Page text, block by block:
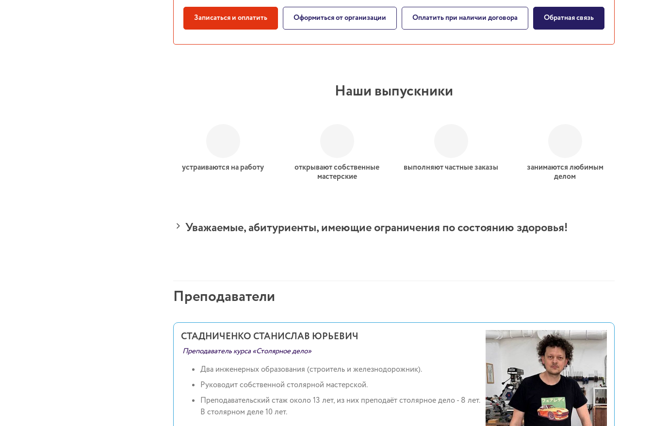
Записаться и оплатить Оформиться от организации Оплатить при наличии договора Обратная связь
Наши выпускники
устраиваются на работу
открывают собственные
мастерские
выполняют частные заказы
занимаются любимым
делом
Уважаемые, абитуриенты, имеющие ограничения по состоянию здоровья!
Преподаватели
СТАДНИЧЕНКО СТАНИСЛАВ ЮРЬЕВИЧ
Преподаватель курса «Столярное дело»
Два инженерных образования (строитель и железнодорожник).
Руководит собственной столярной мастерской.
Преподавательский стаж около 13 лет, из них преподаёт столярное дело - 8 лет.
В столярном деле 10 лет.